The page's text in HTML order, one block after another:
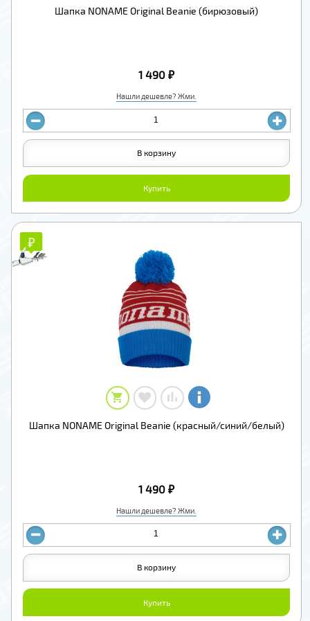
Шапка NONAME Original Beanie (бирюзовый)
Нашли дешевле? Жми.
1 490 ₽
Купить
В корзину
₽
₽
Шапка NONAME Original Beanie (красный/синий/белый)
Нашли дешевле? Жми.
1 490 ₽
Купить
В корзину